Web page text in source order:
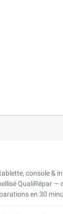
console &
QualiRépar —
en 30